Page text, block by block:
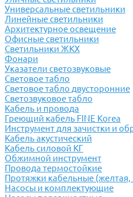
Универсальные светильники
Линейные светильники
Архитектурное освещение
Офисные светильники
Светильники ЖКХ
Фонари
Указатели светозвуковые
Световое табло
Световое табло двусторонние
Светозвуковое табло
Кабель и провода
Греющий кабель FINE Korea
Инструмент для зачистки и
Кабель акустический
Кабель силовой КГ
Обжимной инструмент
Провода термостойкие
Протяжки кабельные (желтая,
Насосы и комплектующие